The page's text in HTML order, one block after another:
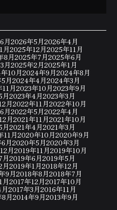
月2026年5月2026年4月
月2025年12月2025年11月
8月2025年7月2025年6月
月2025年2月2025年1月
10月2024年9月2024年8月
月2024年4月2024年3月
11月2023年10月2023年9月
月2023年4月2023年3月
月2022年11月2022年10月
月2022年5月2022年4月
月2021年11月2021年10月
月2021年4月2021年3月
11月2020年10月2020年9月
月2020年5月2020年3月
月2019年11月2019年10月
月2019年6月2019年5月
月2019年1月2018年12月
9月2018年8月2018年7月
月2017年12月2017年10月
2017年3月2016年11月
8月2014年9月2013年9月